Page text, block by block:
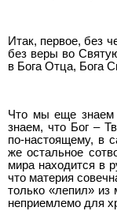
Итак, первое, без
без веры во
в Бога Отца, Бога
Что мы еще знаем
знаем, что Бог –
по-настоящему, в
же остальное
мира находится в
что материя
только «лепил» из
неприемлемо для